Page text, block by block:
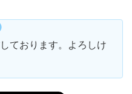
ております。よろしけ